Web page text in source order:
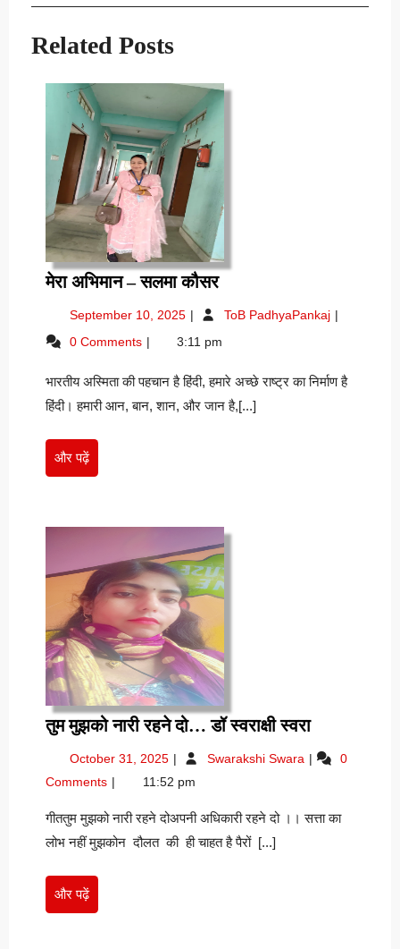
navigation
Related Posts
मेरा अभिमान – सलमा कौसरमेरा
सलमा
September 10, 2025 September
2025
ToB PadhyaPankaj मेरा
कौसर
0 Comments 3:11 pm
भारतीय अस्मिता की पहचान है हिंदी, हमारे अच्छे राष्ट्र का निर्माण है
हिंदी। हमारी आन, बान, शान, और जान है,[...]
और पढ़ेंऔर
पढ़ें
तुम मुझको नारी रहने दो… डॉ स्वराक्षी स्वरातुम
नारी
दो…
October 31, 2025 October
2025
Swarakshi Swara तुम
0
Comments
11:52 pm
गीततुम मुझको नारी रहने दोअपनी अधिकारी रहने दो ।। सत्ता का
लोभ नहीं मुझकोन दौलत की ही चाहत है पैरों [...]
और पढ़ेंऔर
पढ़ें